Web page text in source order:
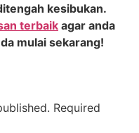
kesibukan.
terbaik agar anda
mulai sekarang!
Required